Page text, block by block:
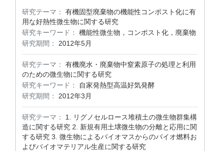
研究テーマ：
有機固型廃棄物の機能性コンポスト化に有
用な好熱性微生物に関する研究
研究キーワード：
機能性微生物，コンポスト化，廃棄物
研究期間：
2012年5月
研究テーマ：
有機廃水・廃棄物中窒素原子の処理と利用
のための微生物に関する研究
研究キーワード：
自家発熱型高温好気発酵
研究期間：
2012年3月
研究テーマ：
1. リグノセルロース堆積土の微生物群集構
造に関する研究 2. 新規有用土壌微生物の分離と応用に関
する研究 3. 微生物によるバイオマスからのバイオ燃料お
よびバイオマテリアル生産に関する研究